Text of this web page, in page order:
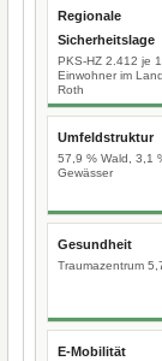
Regionale
Sicherheitslage
PKS-HZ 2.412 je
Einwohner im
Roth
Umfeldstruktur
57,9 % Wald, 3,1
Gewässer
Gesundheit
Traumazentrum
E-Mobilität